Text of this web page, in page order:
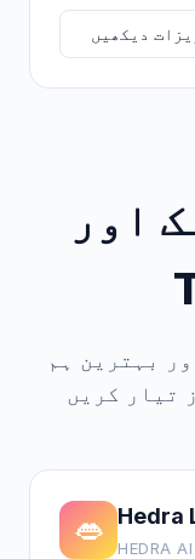
دیکھیں
اور
بہترین ہم
تیار کریں
👄 Hedra
HEDRA AI